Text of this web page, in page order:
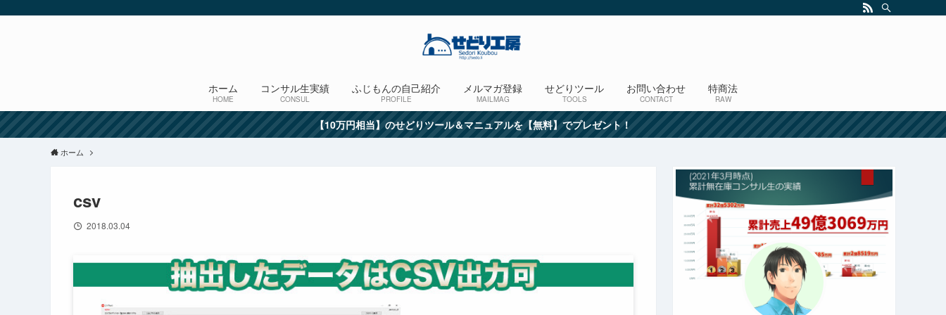
ホーム
HOME
コンサル生実績
CONSUL
ふじもんの自己紹介
PROFILE
メルマガ登録
MAILMAG
せどりツール
TOOLS
お問い合わせ
CONTACT
特商法
RAW
【10万円相当】のせどりツール＆マニュアルを【無料】でプレゼント！
ホーム
csv
2018.03.04